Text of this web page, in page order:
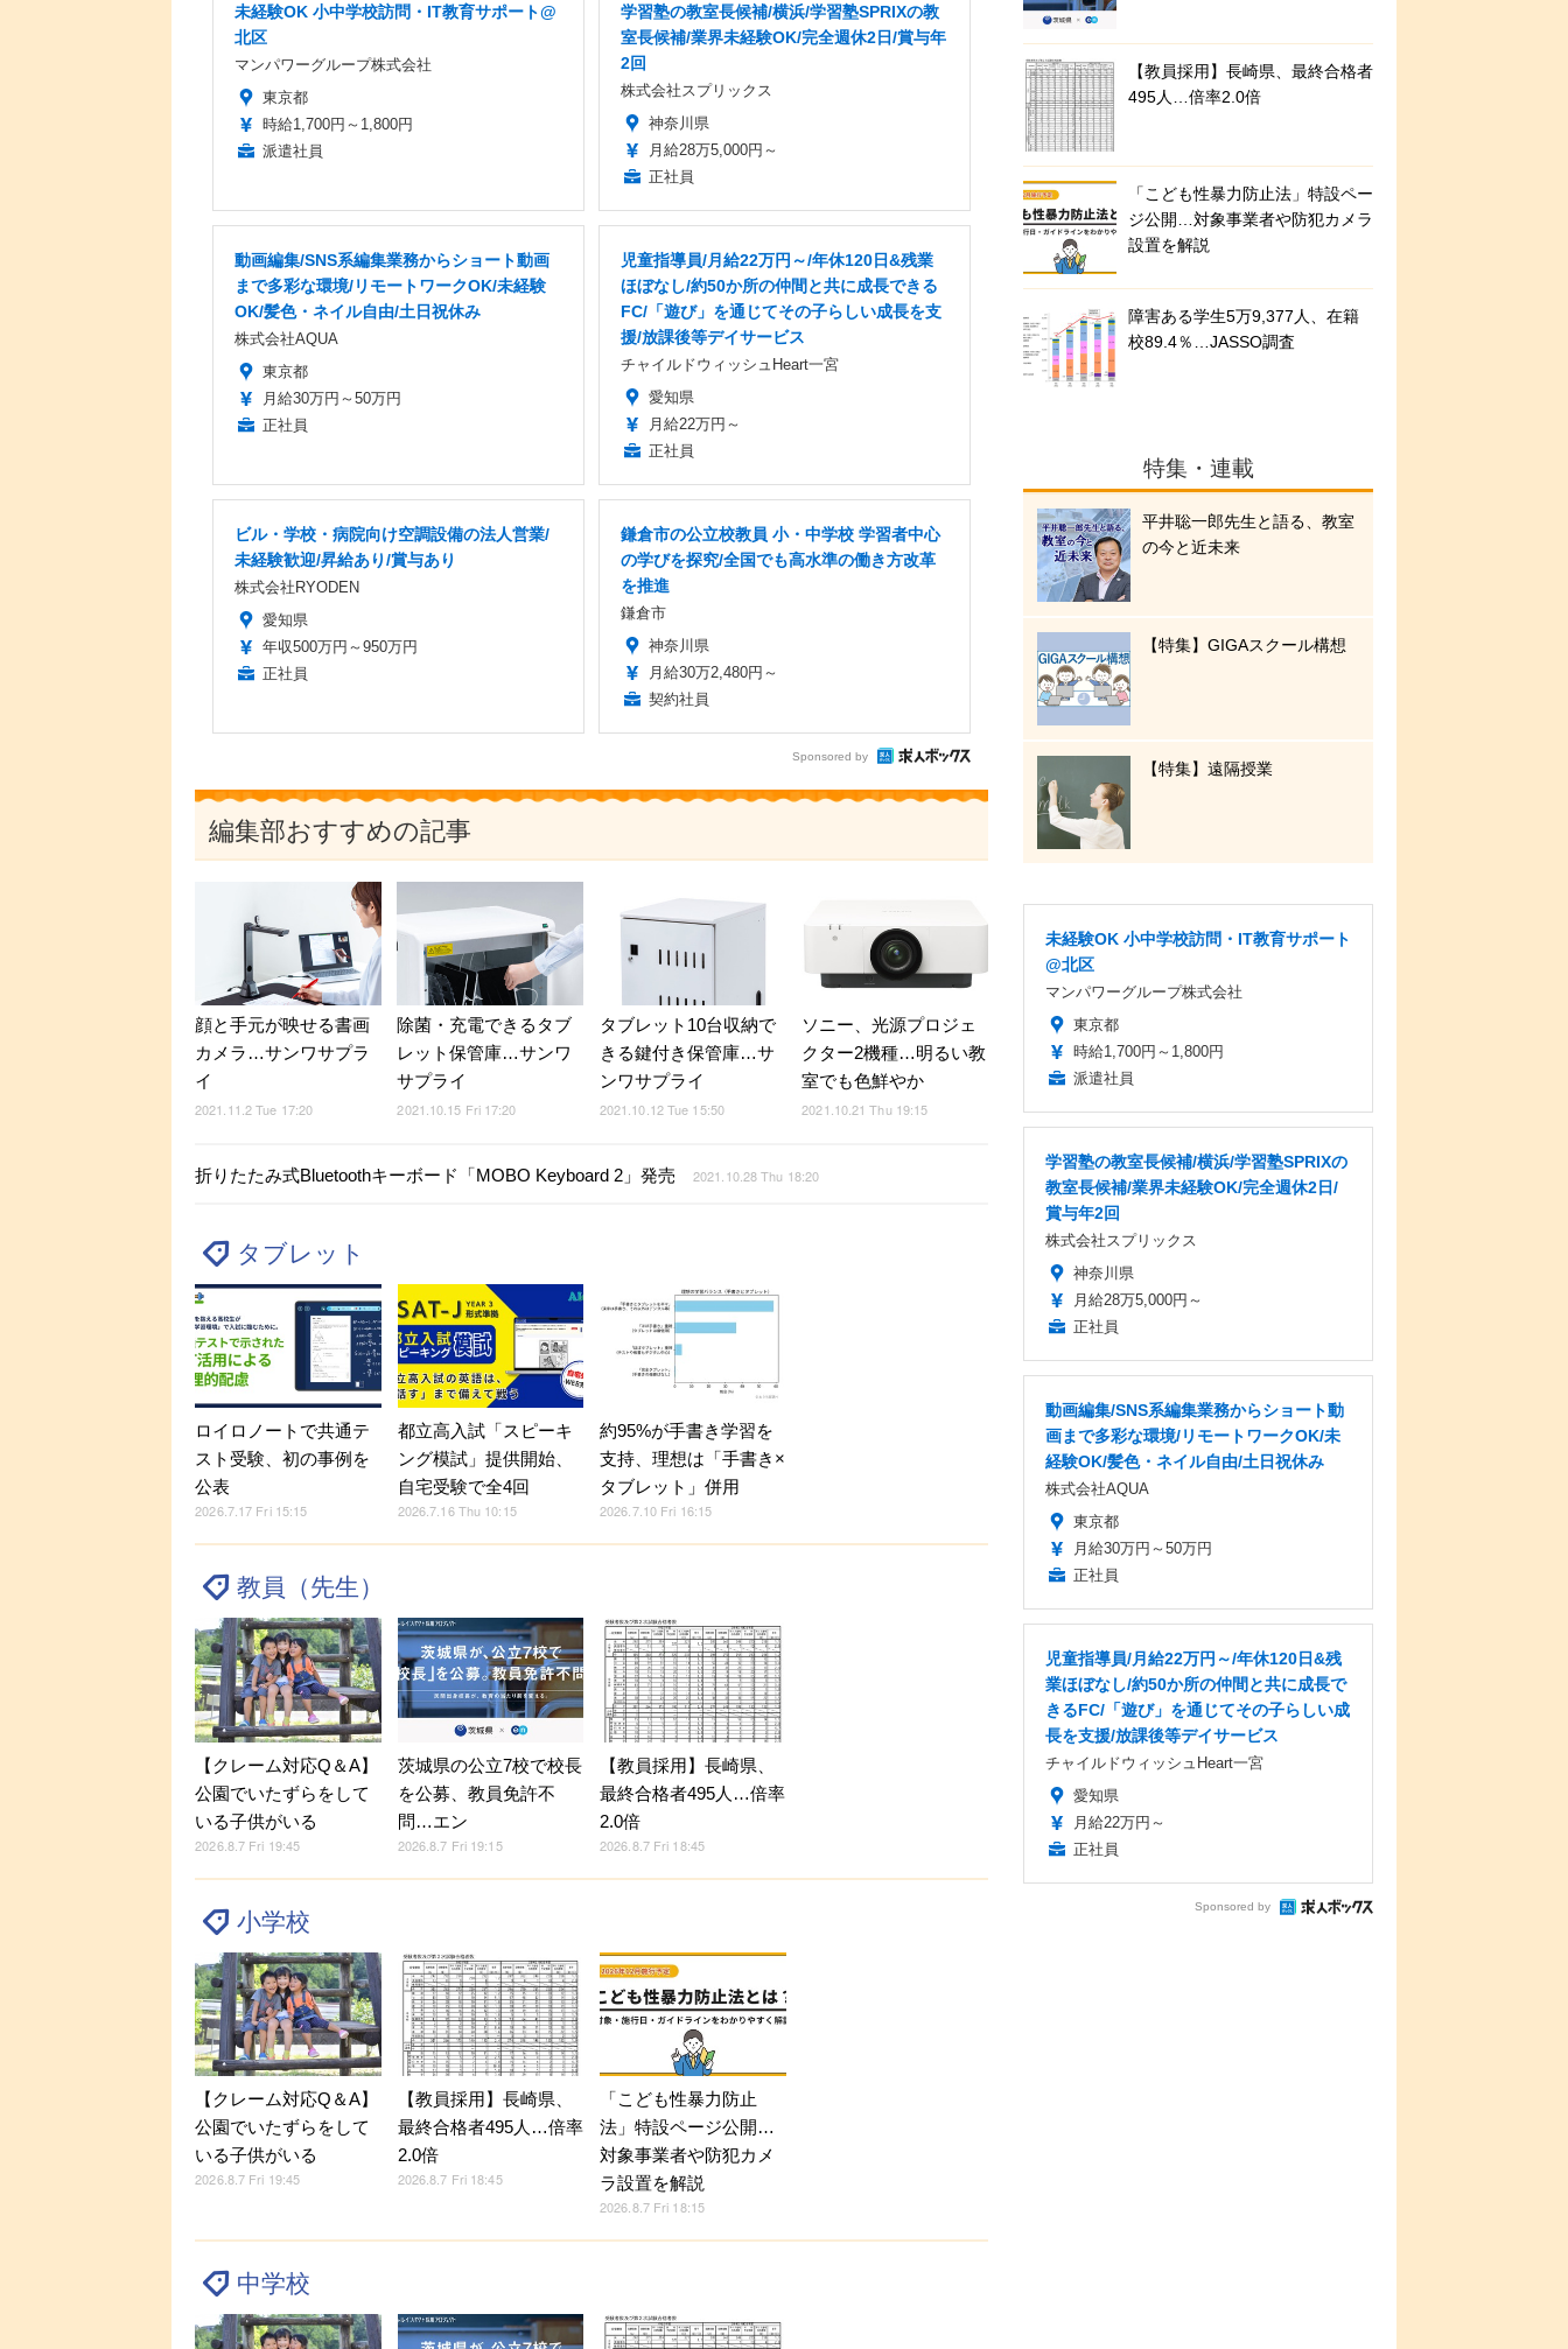
未経験OK 小中学校訪問・IT教育サポート@
北区
マンパワーグループ株式会社
東京都
時給1,700円～1,800円
派遣社員
学習塾の教室長候補/横浜/学習塾SPRIXの教
室長候補/業界未経験OK/完全週休2日/賞与年
2回
株式会社スプリックス
神奈川県
月給28万5,000円～
正社員
動画編集/SNS系編集業務からショート動画
まで多彩な環境/リモートワークOK/未経験
OK/髪色・ネイル自由/土日祝休み
株式会社AQUA
東京都
月給30万円～50万円
正社員
児童指導員/月給22万円～/年休120日&残業
ほぼなし/約50か所の仲間と共に成長できる
FC/「遊び」を通じてその子らしい成長を支
援/放課後等デイサービス
チャイルドウィッシュHeart一宮
愛知県
月給22万円～
正社員
ビル・学校・病院向け空調設備の法人営業/
未経験歓迎/昇給あり/賞与あり
株式会社RYODEN
愛知県
年収500万円～950万円
正社員
鎌倉市の公立校教員 小・中学校 学習者中心
の学びを探究/全国でも高水準の働き方改革
を推進
鎌倉市
神奈川県
月給30万2,480円～
契約社員
Sponsored by
編集部おすすめの記事
顔と手元が映せる書画
カメラ…サンワサプラ
イ
2021.11.2 Tue 17:20
除菌・充電できるタブ
レット保管庫…サンワ
サプライ
2021.10.15 Fri 17:20
タブレット10台収納で
きる鍵付き保管庫…サ
ンワサプライ
2021.10.12 Tue 15:50
ソニー、光源プロジェ
クター2機種…明るい教
室でも色鮮やか
2021.10.21 Thu 19:15
折りたたみ式Bluetoothキーボード「MOBO Keyboard 2」発売 2021.10.28 Thu 18:20
タブレット
ロイロノートで共通テ
スト受験、初の事例を
公表
2026.7.17 Fri 15:15
都立高入試「スピーキ
ング模試」提供開始、
自宅受験で全4回
2026.7.16 Thu 10:15
約95%が手書き学習を
支持、理想は「手書き×
タブレット」併用
2026.7.10 Fri 16:15
教員（先生）
【クレーム対応Q＆A】
公園でいたずらをして
いる子供がいる
2026.8.7 Fri 19:45
茨城県の公立7校で校長
を公募、教員免許不
問…エン
2026.8.7 Fri 19:15
【教員採用】長崎県、
最終合格者495人…倍率
2.0倍
2026.8.7 Fri 18:45
小学校
【クレーム対応Q＆A】
公園でいたずらをして
いる子供がいる
2026.8.7 Fri 19:45
【教員採用】長崎県、
最終合格者495人…倍率
2.0倍
2026.8.7 Fri 18:45
「こども性暴力防止
法」特設ページ公開…
対象事業者や防犯カメ
ラ設置を解説
2026.8.7 Fri 18:15
中学校
【教員採用】長崎県、最終合格者
495人…倍率2.0倍
「こども性暴力防止法」特設ペー
ジ公開…対象事業者や防犯カメラ
設置を解説
障害ある学生5万9,377人、在籍
校89.4％…JASSO調査
特集・連載
平井聡一郎先生と語る、教室
の今と近未来
【特集】GIGAスクール構想
【特集】遠隔授業
未経験OK 小中学校訪問・IT教育サポート
@北区
マンパワーグループ株式会社
東京都
時給1,700円～1,800円
派遣社員
学習塾の教室長候補/横浜/学習塾SPRIXの
教室長候補/業界未経験OK/完全週休2日/
賞与年2回
株式会社スプリックス
神奈川県
月給28万5,000円～
正社員
動画編集/SNS系編集業務からショート動
画まで多彩な環境/リモートワークOK/未
経験OK/髪色・ネイル自由/土日祝休み
株式会社AQUA
東京都
月給30万円～50万円
正社員
児童指導員/月給22万円～/年休120日&残
業ほぼなし/約50か所の仲間と共に成長で
きるFC/「遊び」を通じてその子らしい成
長を支援/放課後等デイサービス
チャイルドウィッシュHeart一宮
愛知県
月給22万円～
正社員
Sponsored by